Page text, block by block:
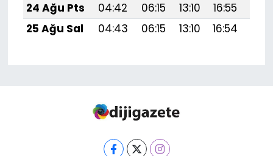
24 Ağu Pts
04:42 06:15 13:10 16:55
25 Ağu Sal
04:43 06:15 13:10 16:54